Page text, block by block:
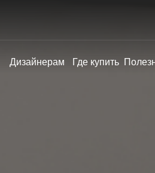
Дизайнерам Где купить